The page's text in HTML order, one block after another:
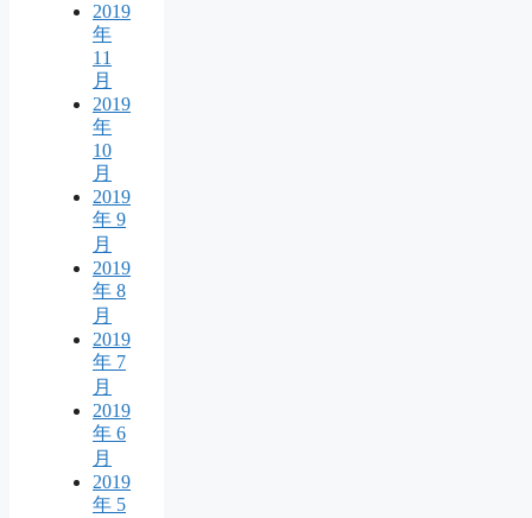
2019
年
11
月
2019
年
10
月
2019
年 9
月
2019
年 8
月
2019
年 7
月
2019
年 6
月
2019
年 5